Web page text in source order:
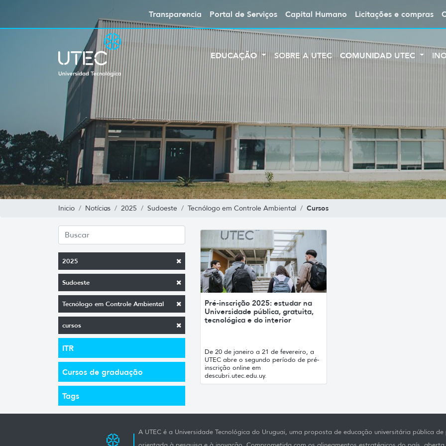
Transparencia Portal de Serviços Capital Humano Licitações e compras
EDUCAÇÃO SOBRE A UTEC COMUNIDAD UTEC
Inicio Notícias 2025 Sudoeste Tecnólogo em Controle Ambiental Cursos
2025
Sudoeste
Tecnólogo em Controle Ambiental
cursos
ITR
Cursos de graduação
Tags
Pré-inscrição 2025: estudar na
Universidade pública, gratuita,
tecnológica e do interior
De 20 de janeiro a 21 de fevereiro, a
UTEC abre o segundo período de pré-
inscrição online em
descubri.utec.edu.uy.
A UTEC é a Universidade Tecnológica do Uruguai, uma proposta de educação universitária pública